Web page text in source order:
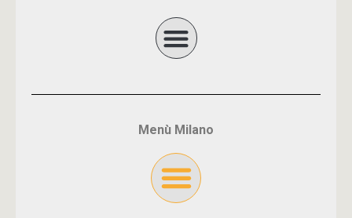
Menù Milano